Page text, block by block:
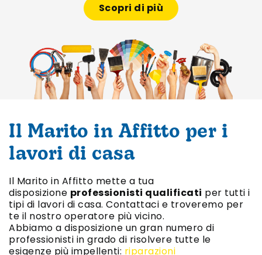
Scopri di più
Il Marito in Affitto per i
lavori di casa
Il Marito in Affitto mette a tua
disposizione professionisti qualificati per tutti i
tipi di lavori di casa. Contattaci e troveremo per
te il nostro operatore più vicino.
Abbiamo a disposizione un gran numero di
professionisti in grado di risolvere tutte le
esigenze più impellenti: riparazioni